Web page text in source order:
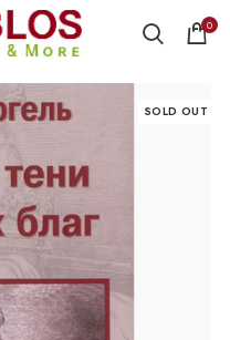
0
SOLD OUT